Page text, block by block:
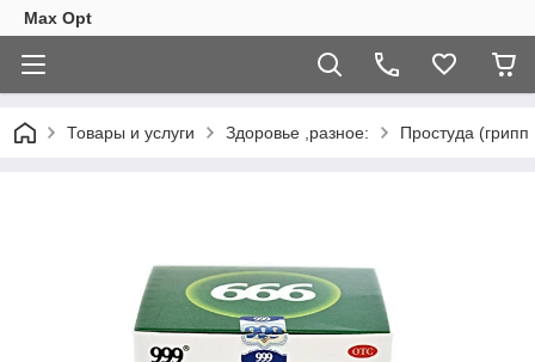
Max Opt
Товары и услуги Здоровье ,разное: Простуда (грипп